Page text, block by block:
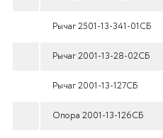
Рычаг 2501-13-341-01СБ
Рычаг 2001-13-28-02СБ
Рычаг 2001-13-127СБ
Опора 2001-13-126СБ